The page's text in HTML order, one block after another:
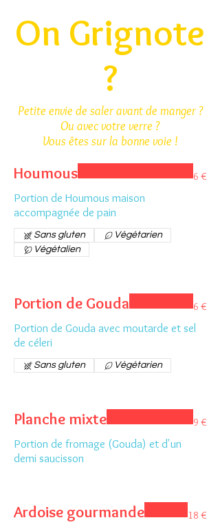
On Grignote
?
Petite envie de saler avant de manger ?
Ou avec votre verre ?
Vous êtes sur la bonne voie !
Houmous
Portion de Houmous maison
accompagnée de pain
6 €
Sans gluten
Végétarien
Végétalien
Portion de Gouda
Portion de Gouda avec moutarde et sel
de céleri
6 €
Sans gluten Végétarien
Planche mixte
Portion de fromage (Gouda) et d'un
demi saucisson
9 €
Ardoise gourmande 18 €